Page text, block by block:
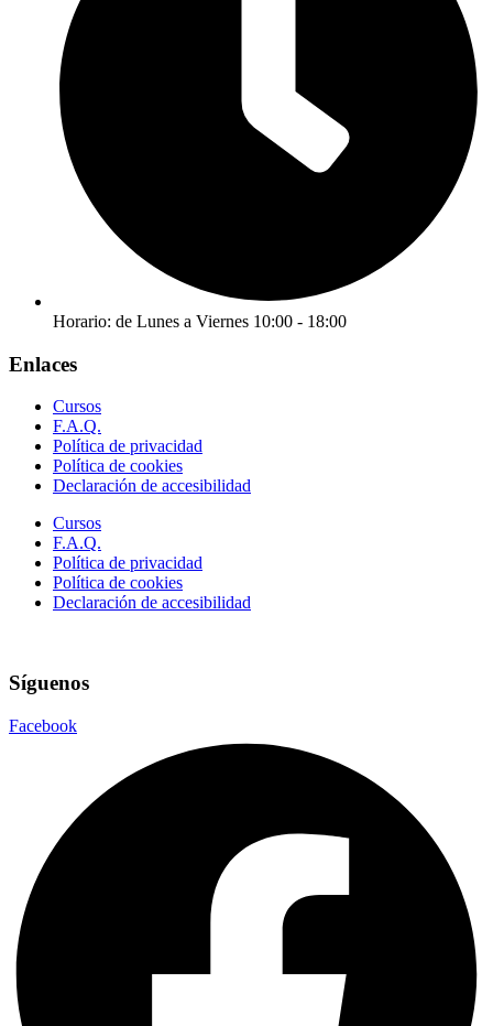
Horario: de Lunes a Viernes 10:00 - 18:00
Enlaces
Cursos
F.A.Q.
Política de privacidad
Política de cookies
Declaración de accesibilidad
Cursos
F.A.Q.
Política de privacidad
Política de cookies
Declaración de accesibilidad
Síguenos
Facebook